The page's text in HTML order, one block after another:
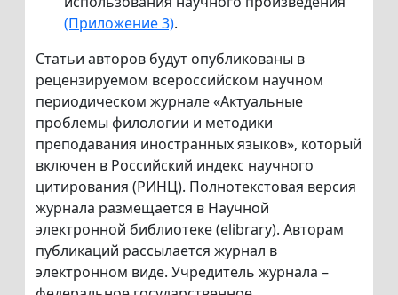
(Приложение 3).
Статьи авторов будут опубликованы в
рецензируемом всероссийском научном
периодическом журнале «Актуальные
проблемы филологии и методики
преподавания иностранных языков», который
включен в Российский индекс научного
цитирования (РИНЦ). Полнотекстовая версия
журнала размещается в Научной
электронной библиотеке (elibrary). Авторам
публикаций рассылается журнал в
электронном виде. Учредитель журнала –